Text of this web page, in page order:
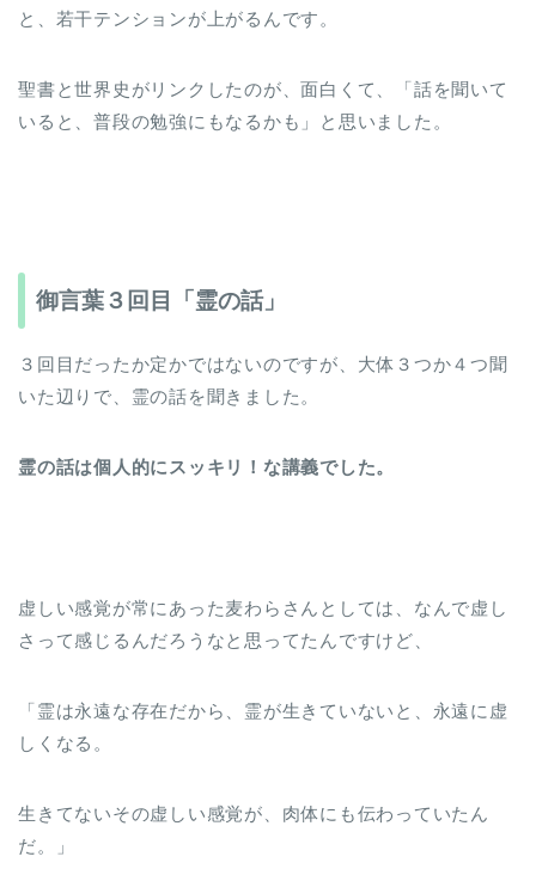
と、若干テンションが上がるんです。
聖書と世界史がリンクしたのが、面白くて、「話を聞いて
いると、普段の勉強にもなるかも」と思いました。
御言葉３回目「霊の話」
３回目だったか定かではないのですが、大体３つか４つ聞
いた辺りで、霊の話を聞きました。
霊の話は個人的にスッキリ！な講義でした。
虚しい感覚が常にあった麦わらさんとしては、なんで虚し
さって感じるんだろうなと思ってたんですけど、
「霊は永遠な存在だから、霊が生きていないと、永遠に虚
しくなる。
生きてないその虚しい感覚が、肉体にも伝わっていたん
だ。」